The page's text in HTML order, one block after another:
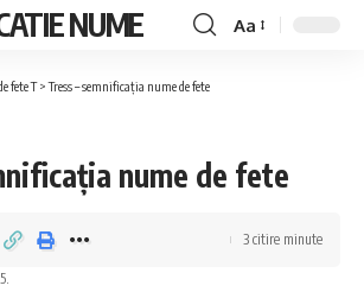
NUME
Font
Aa
fete T>Tress – semnificația nume de fete
nume de fete
3 citire minute